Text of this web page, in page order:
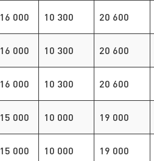
16 000 10 300 20 600
16 000 10 300 20 600
16 000 10 300 20 600
15 000 10 000 19 000
15 000 10 000 19 000